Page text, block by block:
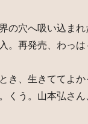
の穴へ吸い込まれ
。再発売、わっは
き、生きててよか
くう。山本弘さ